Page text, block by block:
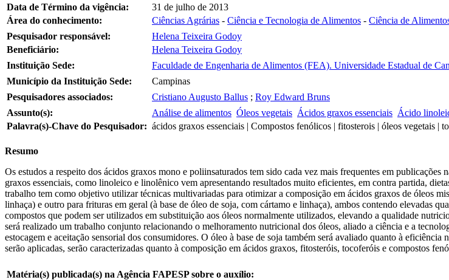
Data de Término da vigência:
31 de julho de 2013
Área do conhecimento:
Ciências Agrárias - Ciência e Tecnologia de Alimentos - Ciência de
Pesquisador responsável:
Helena Teixeira Godoy
Beneficiário:
Helena Teixeira Godoy
Instituição Sede:
Faculdade de Engenharia de Alimentos (FEA). Universidade Estadual de
Município da Instituição Sede:
Campinas
Pesquisadores associados:
Cristiano Augusto Ballus ; Roy Edward Bruns
Assunto(s):
Análise de alimentos Óleos vegetais Ácidos graxos essenciais Ácido
Palavra(s)-Chave do Pesquisador: ácidos graxos essenciais | Compostos fenólicos | fitosterois | óleos vegetais |
Resumo
Os estudos a respeito dos ácidos graxos mono e poliinsaturados tem sido cada vez mais frequentes em
graxos essenciais, como linoleico e linolênico vem apresentando resultados muito eficientes, em contra partida,
trabalho tem como objetivo utilizar técnicas multivariadas para otimizar a composição em ácidos graxos de óleos
linhaça) e outro para frituras em geral (à base de óleo de soja, com cártamo e linhaça), ambos contendo elevadas
compostos que podem ser utilizados em substituição aos óleos normalmente utilizados, elevando a qualidade
será realizado um trabalho conjunto relacionando o melhoramento nutricional dos óleos, aliado a ciência e a
estocagem e aceitação sensorial dos consumidores. O óleo à base de soja também será avaliado quanto à
serão aplicadas, serão caracterizadas quanto à composição em ácidos graxos, fitosteróis, tocoferóis e compostos
Matéria(s) publicada(s) na Agência FAPESP sobre o auxílio: